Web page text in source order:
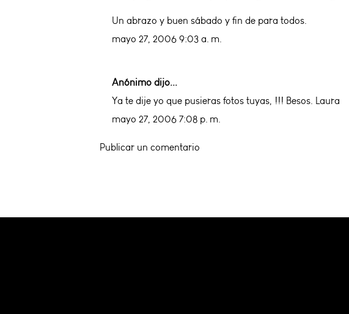
Un abrazo y buen sábado y fin de para todos.
mayo 27, 2006 9:03 a. m.
Anónimo dijo...
Ya te dije yo que pusieras fotos tuyas, !!! Besos. Laura
mayo 27, 2006 7:08 p. m.
Publicar un comentario